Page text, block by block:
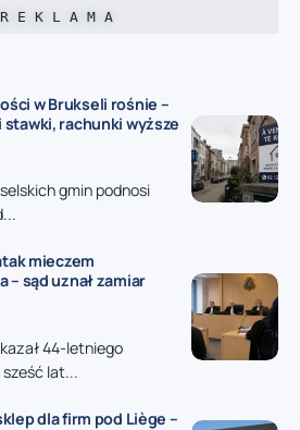
R E K L A M A
w Brukseli rośnie –
rachunki wyższe
gmin podnosi
mieczem
– sąd uznał zamiar
44-letniego
lat...
dla firm pod Liège –